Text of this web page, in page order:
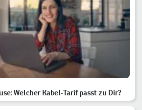
Welcher Kabel-Tarif passt zu Dir?